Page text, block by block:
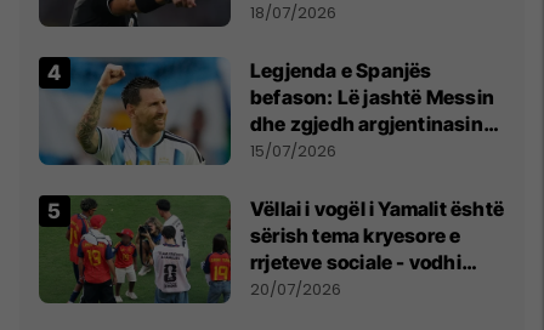
18/07/2026
Legjenda e Spanjës
befason: Lë jashtë Messin
dhe zgjedh argjentinasin
më të mirë në botë
15/07/2026
Vëllai i vogël i Yamalit është
sërish tema kryesore e
rrjeteve sociale - vodhi
vëmendjen pas finales së
20/07/2026